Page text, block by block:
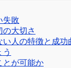
失敗
大切さ
い人の特徴と成功
とが可能か